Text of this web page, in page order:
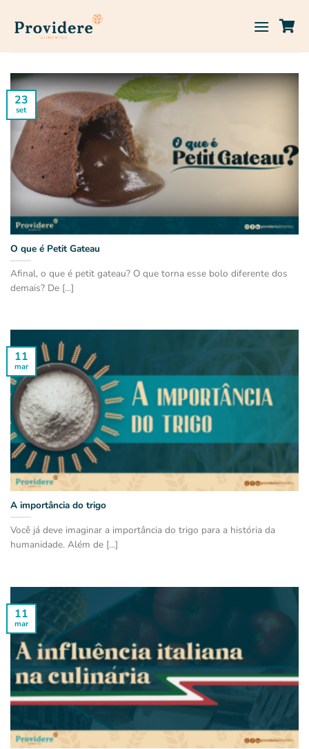
O que é Petit Gateau
Afinal, o que é petit gateau? O que torna esse bolo diferente dos
demais? De [...]
23
set
A importância do trigo
Você já deve imaginar a importância do trigo para a história da
humanidade. Além de [...]
11
mar
11
mar